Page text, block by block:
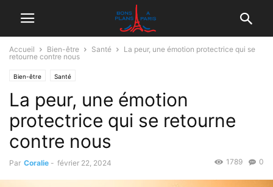
Accueil Bien-être Santé
La peur, une émotion protectrice qui se
retourne contre nous
Bien-être Santé
La peur, une émotion
protectrice qui se retourne
contre nous
Par Coralie - février 22, 2024 0
1789